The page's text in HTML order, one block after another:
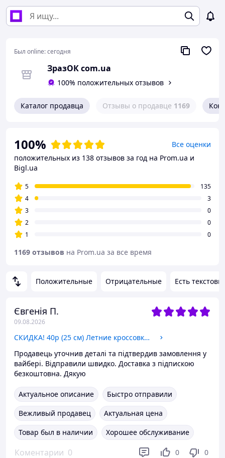
Был online:сегодня
ЗразОК com.ua
100% положительных отзывов
Каталог продавца Отзывы о продавце 1169
Положительные Отрицательные Есть
Євгенія П.
09.08.2026
СКИДКА! 40р (25 см) Летние кроссовки Yeezy Boost мужские изи буст
Продавець уточнив деталі та підтвердив замовлення у
вайбері. Відправили швидко. Доставка з підпискою
безкоштовна. Дякую
Актуальное описание
Быстро отправили
Вежливый продавец
Актуальная цена
Товар был в наличии
Хорошее обслуживание
Коментарии 0 0 0
100%
Все оценки
положительных из 138 отзывов за год на Prom.ua и
Bigl.ua
5
135
4
3
3
0
2
0
1
0
1169 отзывов на Prom.ua за все время